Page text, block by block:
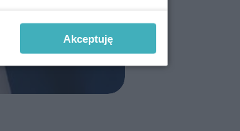
Akceptuję